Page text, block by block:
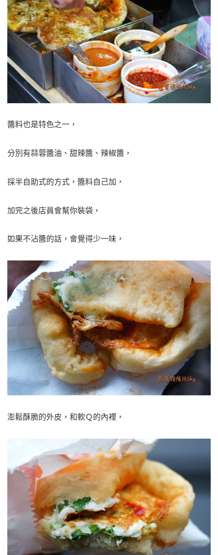
醬料也是特色之一，
分別有蒜蓉醬油、甜辣醬、辣椒醬，
採半自助式的方式，醬料自己加，
加完之後店員會幫你裝袋，
如果不沾醬的話，會覺得少一味，
澎鬆酥脆的外皮， 和軟Ｑ的內裡，